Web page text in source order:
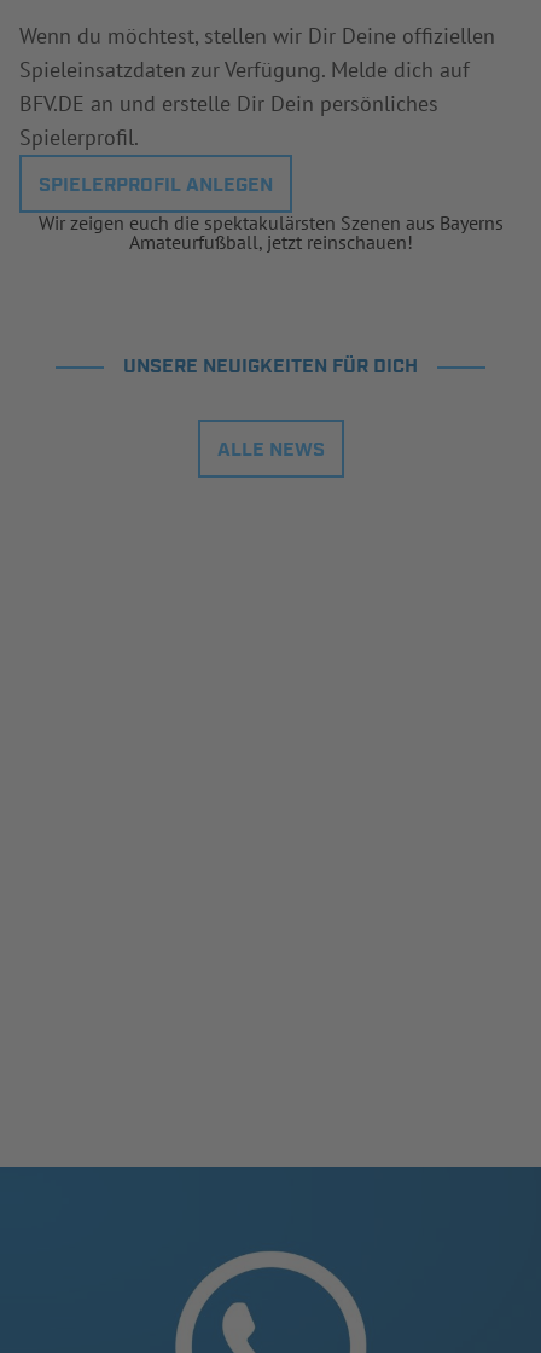
Wenn du möchtest, stellen wir Dir Deine offiziellen
Spieleinsatzdaten zur Verfügung. Melde dich auf
BFV.DE an und erstelle Dir Dein persönliches
Spielerprofil.
SPIELERPROFIL ANLEGEN
Wir zeigen euch die spektakulärsten Szenen aus Bayerns
Amateurfußball, jetzt reinschauen!
UNSERE NEUIGKEITEN FÜR DICH
ALLE NEWS